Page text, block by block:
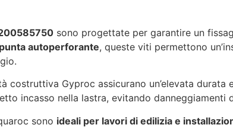
sono progettate per garantire un
punta autoperforante, queste viti permettono
costruttiva Gyproc assicurano un’elevata
incasso nella lastra, evitando
sono ideali per lavori di edilizia e